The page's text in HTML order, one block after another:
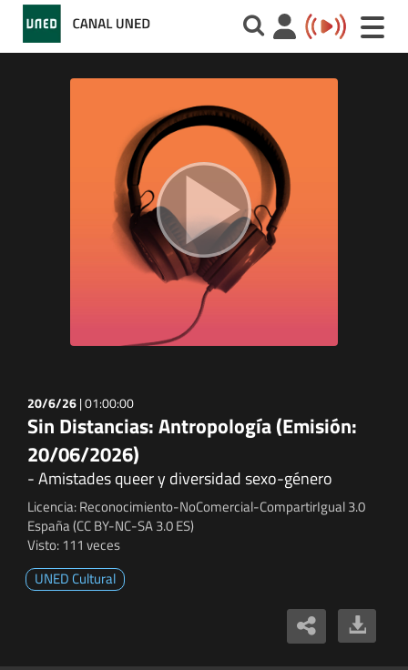
Toggle
20/6/26|01:00:00
Sin Distancias: Antropología (Emisión:
20/06/2026)
- Amistades queer y diversidad sexo-género
Licencia: Reconocimiento-NoComercial-CompartirIgual 3.0
España (CC BY-NC-SA 3.0 ES)
Visto: 111 veces
UNED Cultural